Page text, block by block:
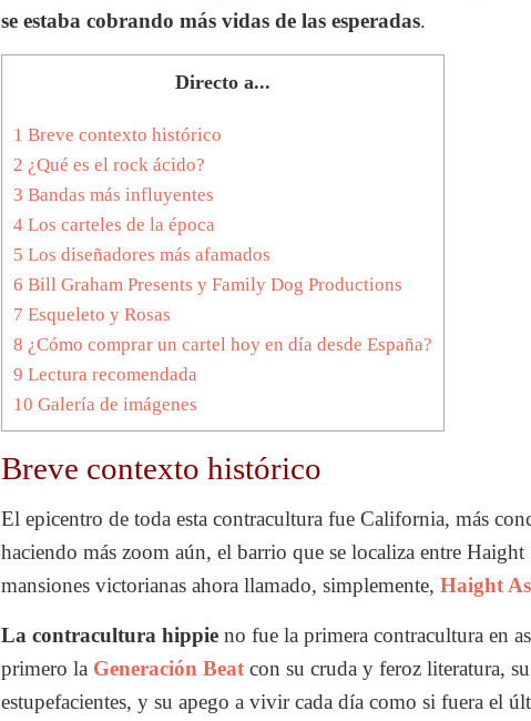
se estaba cobrando más vidas de las esperadas.
Directo a...
1 Breve contexto histórico
2 ¿Qué es el rock ácido?
3 Bandas más influyentes
4 Los carteles de la época
5 Los diseñadores más afamados
6 Bill Graham Presents y Family Dog Productions
7 Esqueleto y Rosas
8 ¿Cómo comprar un cartel hoy en día desde España?
9 Lectura recomendada
10 Galería de imágenes
Breve contexto histórico
El epicentro de toda esta contracultura fue California, más
haciendo más zoom aún, el barrio que se localiza entre
mansiones victorianas ahora llamado, simplemente, Haight
La contracultura hippie no fue la primera contracultura en
primero la Generación Beat con su cruda y feroz literatura,
estupefacientes, y su apego a vivir cada día como si fuera el